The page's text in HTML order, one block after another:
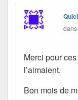
Merci pour
l’aimaient.
Bon mois de